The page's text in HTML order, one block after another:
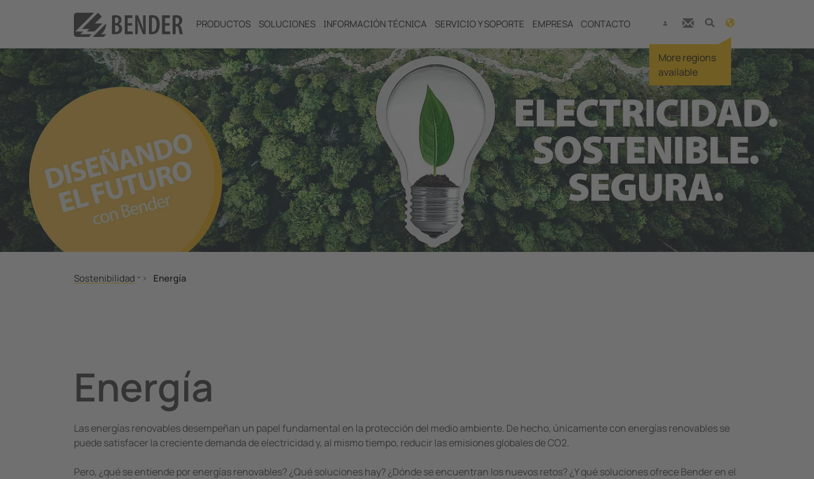
PRODUCTOS SOLUCIONES INFORMACIÓN TÉCNICA SERVICIO Y SOPORTE EMPRESA CONTACTO
More regions
available
Sostenibilidad
Energía
Energía
Las energías renovables desempeñan un papel fundamental en la protección del medio ambiente. De hecho, únicamente con energías renovables se
puede satisfacer la creciente demanda de electricidad y, al mismo tiempo, reducir las emisiones globales de CO2.
Pero, ¿qué se entiende por energías renovables? ¿Qué soluciones hay? ¿Dónde se encuentran los nuevos retos? ¿Y qué soluciones ofrece Bender en el